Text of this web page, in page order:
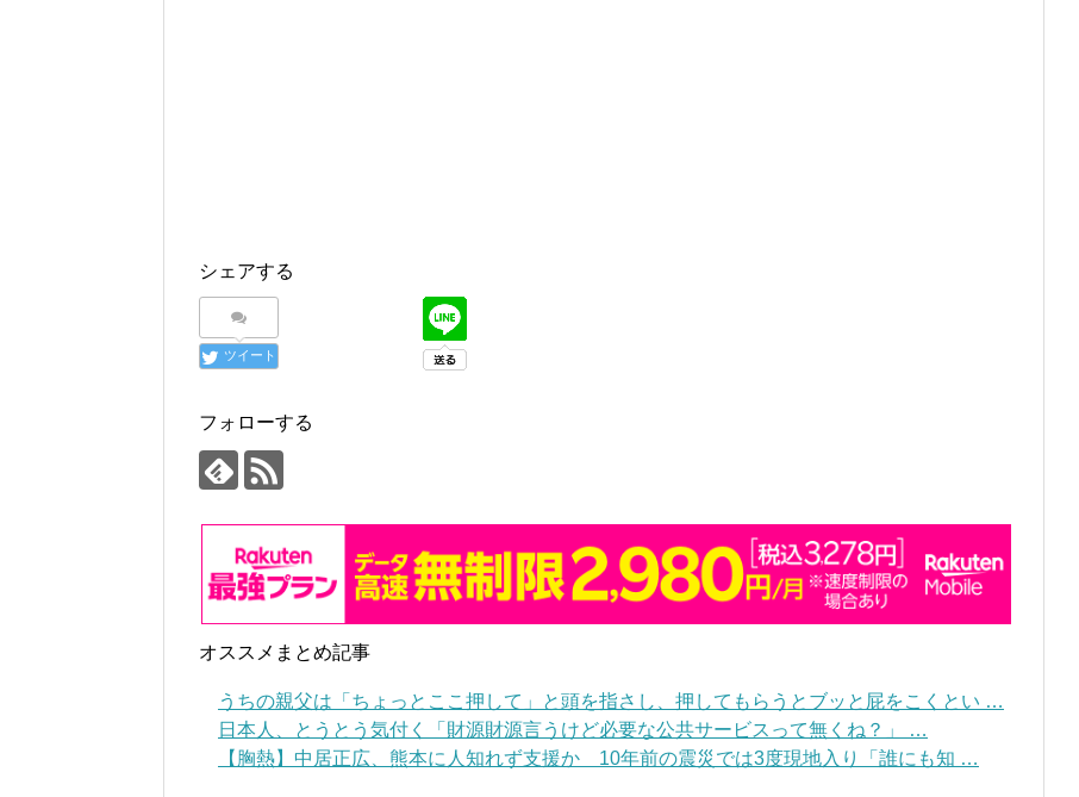
シェアする
ツイート
フォローする
オススメまとめ記事
うちの親父は「ちょっとここ押して」と頭を指さし、押してもらうとブッと屁をこくとい …
日本人、とうとう気付く「財源財源言うけど必要な公共サービスって無くね？」 …
【胸熱】中居正広、熊本に人知れず支援か 10年前の震災では3度現地入り「誰にも知 …